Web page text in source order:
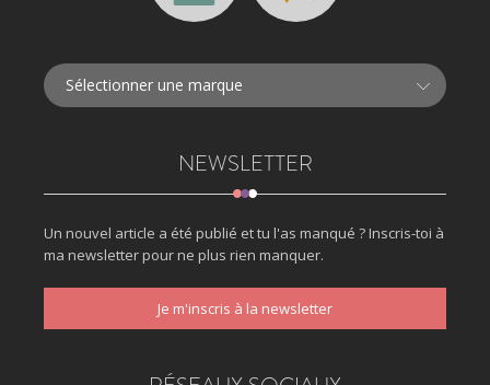
NEWSLETTER
Un nouvel article a été publié et tu l'as manqué ? Inscris-toi à
ma newsletter pour ne plus rien manquer.
Je m'inscris à la newsletter